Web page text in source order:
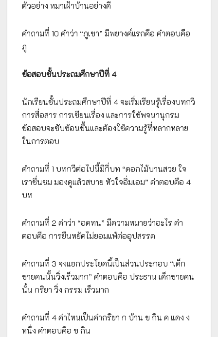
ตัวอย่าง หมาเฝ้าบ้านอย่างดี
คำถามที่ 10 คำว่า “ภูเขา” มีพยางค์แรกคือ คำตอบคือ
ภู
ข้อสอบชั้นประถมศึกษาปีที่ 4
นักเรียนชั้นประถมศึกษาปีที่ 4 จะเริ่มเรียนรู้เรื่องบทกวี
การสื่อสาร การเขียนเรื่อง และการใช้พจนานุกรม
ข้อสอบจะซับซ้อนขึ้นและต้องใช้ความรู้ที่หลากหลาย
ในการตอบ
คำถามที่ 1 บทกวีต่อไปนี้มีกี่บท “ดอกไม้บานสวย ใจ
เราชื่นชม มองดูแล้วสบาย หัวใจอิ่มเอม” คำตอบคือ 4
บท
คำถามที่ 2 คำว่า “อดทน” มีความหมายว่าอะไร คำ
ตอบคือ การยืนหยัดไม่ยอมแพ้ต่ออุปสรรค
คำถามที่ 3 จงแยกประโยคนี้เป็นส่วนประกอบ “เด็ก
ชายคนนั้นวิ่งเร็วมาก” คำตอบคือ ประธาน เด็กชายคน
นั้น กริยา วิ่ง กรรม เร็วมาก
คำถามที่ 4 คำไหนเป็นคำกริยา ก บ้าน ข กิน ค แดง ง
หนึ่ง คำตอบคือ ข กิน